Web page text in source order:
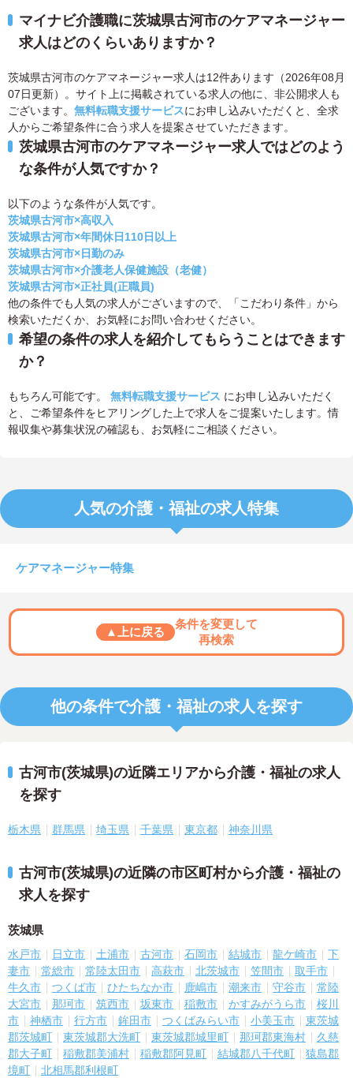
マイナビ介護職に茨城県古河市のケアマネージャー
求人はどのくらいありますか？
茨城県古河市のケアマネージャー求人は12件あります（2026年08月
07日更新）。サイト上に掲載されている求人の他に、非公開求人も
ございます。 無料転職支援サービスにお申し込みいただくと、全求
人からご希望条件に合う求人を提案させていただきます。
茨城県古河市のケアマネージャー求人ではどのよう
な条件が人気ですか？
以下のような条件が人気です。
茨城県古河市×高収入
茨城県古河市×年間休日110日以上
茨城県古河市×日勤のみ
茨城県古河市×介護老人保健施設（老健）
茨城県古河市×正社員(正職員)
他の条件でも人気の求人がございますので、「こだわり条件」から
検索いただくか、お気軽にお問い合わせください。
希望の条件の求人を紹介してもらうことはできます
か？
もちろん可能です。 無料転職支援サービス にお申し込みいただく
と、ご希望条件をヒアリングした上で求人をご提案いたします。情
報収集や募集状況の確認も、お気軽にご相談ください。
人気の介護・福祉の求人特集
ケアマネージャー特集
▲上に戻る
条件を変更して
再検索
他の条件で介護・福祉の求人を探す
古河市(茨城県)の近隣エリアから介護・福祉の求人
を探す
栃木県 群馬県 埼玉県 千葉県 東京都 神奈川県
古河市(茨城県)の近隣の市区町村から介護・福祉の
求人を探す
茨城県
水戸市 日立市 土浦市 古河市 石岡市 結城市 龍ケ崎市
下
妻市
常総市 常陸太田市 高萩市 北茨城市 笠間市
取手市
牛久市
つくば市 ひたちなか市 鹿嶋市 潮来市 守谷市
常陸
大宮市
那珂市 筑西市 坂東市 稲敷市 かすみがうら市
桜川
市
神栖市 行方市 鉾田市 つくばみらい市 小美玉市
東茨城
郡茨城町
東茨城郡大洗町 東茨城郡城里町 那珂郡東海村
久慈
郡大子町
稲敷郡美浦村 稲敷郡阿見町 結城郡八千代町
猿島郡
境町
北相馬郡利根町